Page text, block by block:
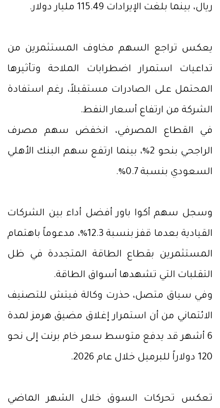
ريال، بينما بلغت الإيرادات 115.49 مليار دولار.
يعكس تراجع السهم مخاوف المستثمرين من
تداعيات استمرار اضطرابات الملاحة وتأثيرها
المحتمل على الصادرات مستقبلاً، رغم استفادة
الشركة من ارتفاع أسعار النفط.
في القطاع المصرفي، انخفض سهم مصرف
الراجحي بنحو 2%، بينما ارتفع سهم البنك الأهلي
السعودي بنسبة 0.7%.
وسجل سهم أكوا باور أفضل أداء بين الشركات
القيادية بعدما قفز بنسبة 12.3%، مدعوماً باهتمام
المستثمرين بقطاع الطاقة المتجددة في ظل
التقلبات التي تشهدها أسواق الطاقة.
وفي سياق متصل، حذرت وكالة فيتش للتصنيف
الائتماني من أن استمرار إغلاق مضيق هرمز لمدة
6 أشهر قد يدفع متوسط سعر خام برنت إلى نحو
120 دولاراً للبرميل خلال عام 2026.
تعكس تحركات السوق خلال الشهر الماضي